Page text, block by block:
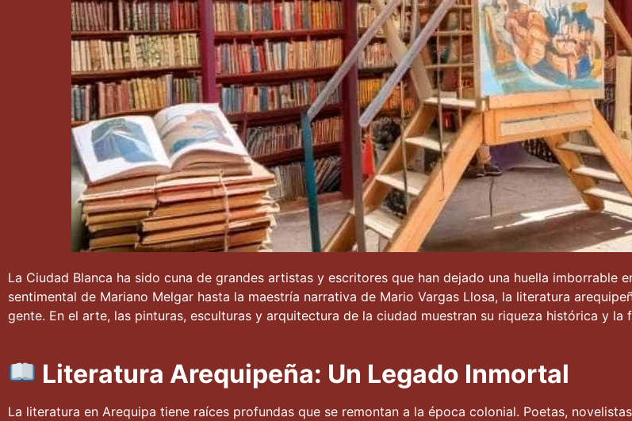
La Ciudad Blanca ha sido cuna de grandes artistas y escritores que han dejado una huella imborrable
sentimental de Mariano Melgar hasta la maestría narrativa de Mario Vargas Llosa, la literatura
gente. En el arte, las pinturas, esculturas y arquitectura de la ciudad muestran su riqueza histórica y la
Literatura Arequipeña: Un Legado Inmortal
La literatura en Arequipa tiene raíces profundas que se remontan a la época colonial. Poetas,